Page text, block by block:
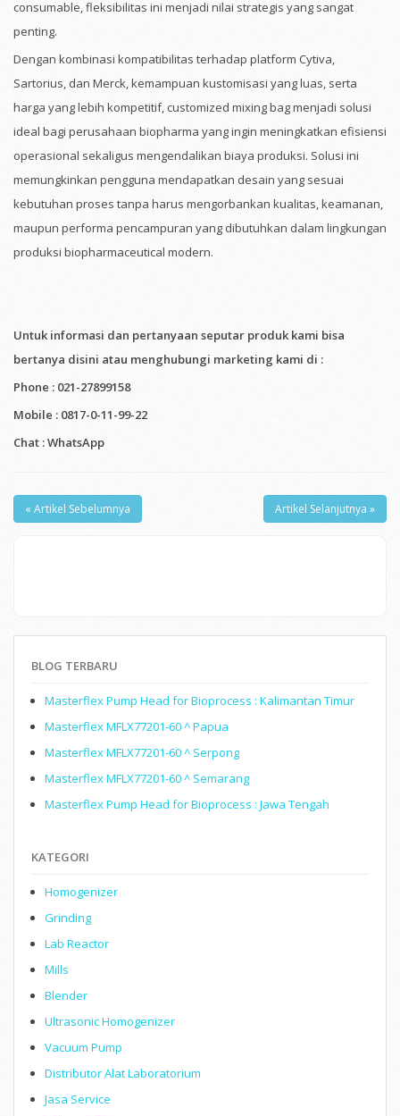
consumable, fleksibilitas ini menjadi nilai strategis yang sangat
penting.
Dengan kombinasi kompatibilitas terhadap platform Cytiva,
Sartorius, dan Merck, kemampuan kustomisasi yang luas, serta
harga yang lebih kompetitif, customized mixing bag menjadi solusi
ideal bagi perusahaan biopharma yang ingin meningkatkan efisiensi
operasional sekaligus mengendalikan biaya produksi. Solusi ini
memungkinkan pengguna mendapatkan desain yang sesuai
kebutuhan proses tanpa harus mengorbankan kualitas, keamanan,
maupun performa pencampuran yang dibutuhkan dalam lingkungan
produksi biopharmaceutical modern.
Untuk informasi dan pertanyaan seputar produk kami bisa
bertanya disini atau menghubungi marketing kami di :
Phone : 021-27899158
Mobile : 0817-0-11-99-22
Chat : WhatsApp
Artikel Selanjutnya »
« Artikel Sebelumnya
BLOG TERBARU
Masterflex Pump Head for Bioprocess : Kalimantan Timur
Masterflex MFLX77201-60 ^ Papua
Masterflex MFLX77201-60 ^ Serpong
Masterflex MFLX77201-60 ^ Semarang
Masterflex Pump Head for Bioprocess : Jawa Tengah
KATEGORI
Homogenizer
Grinding
Lab Reactor
Mills
Blender
Ultrasonic Homogenizer
Vacuum Pump
Distributor Alat Laboratorium
Jasa Service